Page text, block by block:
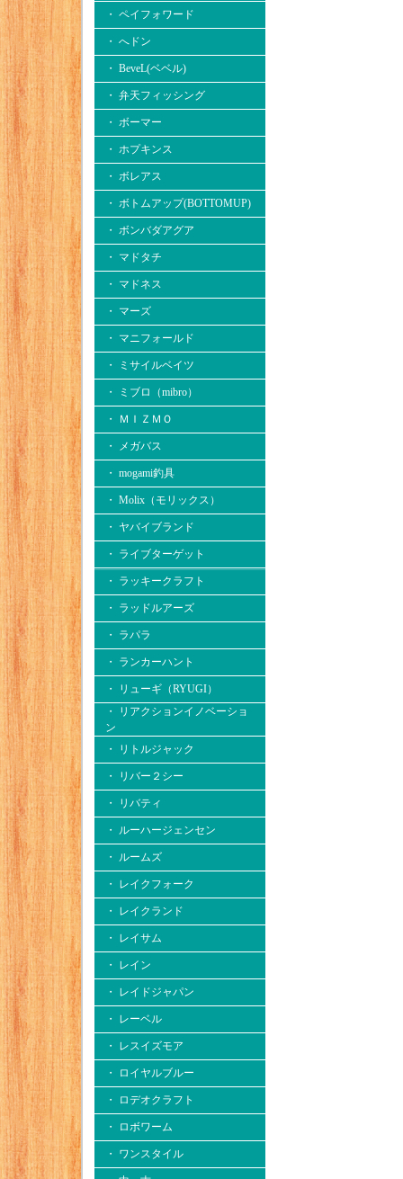
・ ペイフォワード
・ へドン
・ BeveL(ベベル)
・ 弁天フィッシング
・ ボーマー
・ ホプキンス
・ ボレアス
・ ボトムアップ(BOTTOMUP)
・ ボンバダアグア
・ マドタチ
・ マドネス
・ マーズ
・ マニフォールド
・ ミサイルベイツ
・ ミブロ（mibro）
・ ＭＩＺＭＯ
・ メガバス
・ mogami釣具
・ Molix（モリックス）
・ ヤバイブランド
・ ライブターゲット
・ ラッキークラフト
・ ラッドルアーズ
・ ラパラ
・ ランカーハント
・ リューギ（RYUGI）
・ リアクションイノベーショ
ン
・ リトルジャック
・ リバー２シー
・ リバティ
・ ルーハージェンセン
・ ルームズ
・ レイクフォーク
・ レイクランド
・ レイサム
・ レイン
・ レイドジャパン
・ レーベル
・ レスイズモア
・ ロイヤルブルー
・ ロデオクラフト
・ ロボワーム
・ ワンスタイル